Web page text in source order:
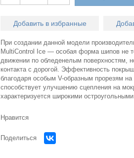
Добавить в избранные
При создании данной модели
MultiControl Ice — особая форма шипов не
движении по обледенелым поверхностям,
контакта с дорогой. Эффективность
благодаря особым V-образным прорезям
способствует улучшению сцепления на
характеризуется широкими
Нравится
Поделиться